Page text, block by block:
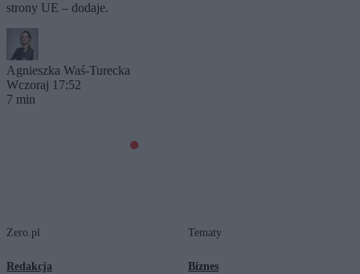
strony UE – dodaje.
Agnieszka Waś-Turecka
Wczoraj 17:52
7 min
Zero.pl
Redakcja
Tematy
Biznes